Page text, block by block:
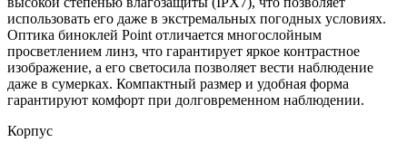
использовать его даже в экстремальных погодных условиях.
Оптика биноклей Point отличается многослойным
просветлением линз, что гарантирует яркое контрастное
изображение, а его светосила позволяет вести наблюдение
даже в сумерках. Компактный размер и удобная форма
гарантируют комфорт при долговременном наблюдении.
Корпус